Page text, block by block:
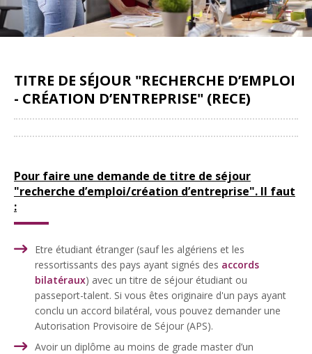
TITRE DE SÉJOUR "RECHERCHE D’EMPLOI
- CRÉATION D’ENTREPRISE" (RECE)
Pour faire une demande de titre de séjour
"recherche d’emploi/création d’entreprise". Il faut
:
Etre étudiant étranger (sauf les algériens et les
ressortissants des pays ayant signés des accords
bilatéraux) avec un titre de séjour étudiant ou
passeport-talent. Si vous êtes originaire d'un pays ayant
conclu un accord bilatéral, vous pouvez demander une
Autorisation Provisoire de Séjour (APS).
Avoir un diplôme au moins de grade master d’un